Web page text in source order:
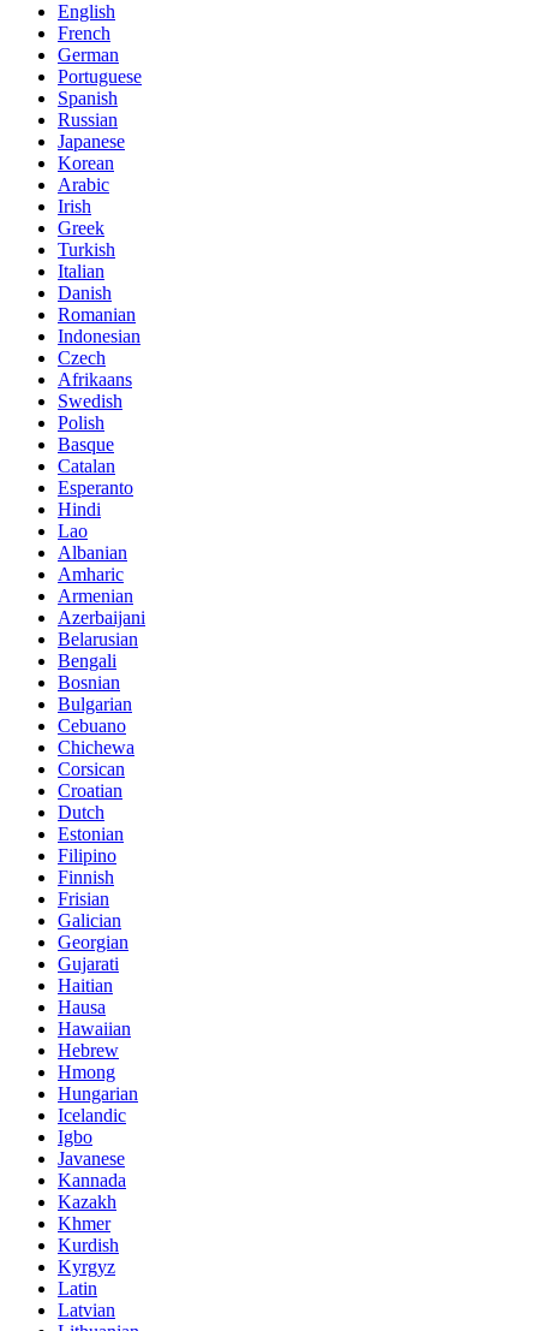
English
French
German
Portuguese
Spanish
Russian
Japanese
Korean
Arabic
Irish
Greek
Turkish
Italian
Danish
Romanian
Indonesian
Czech
Afrikaans
Swedish
Polish
Basque
Catalan
Esperanto
Hindi
Lao
Albanian
Amharic
Armenian
Azerbaijani
Belarusian
Bengali
Bosnian
Bulgarian
Cebuano
Chichewa
Corsican
Croatian
Dutch
Estonian
Filipino
Finnish
Frisian
Galician
Georgian
Gujarati
Haitian
Hausa
Hawaiian
Hebrew
Hmong
Hungarian
Icelandic
Igbo
Javanese
Kannada
Kazakh
Khmer
Kurdish
Kyrgyz
Latin
Latvian